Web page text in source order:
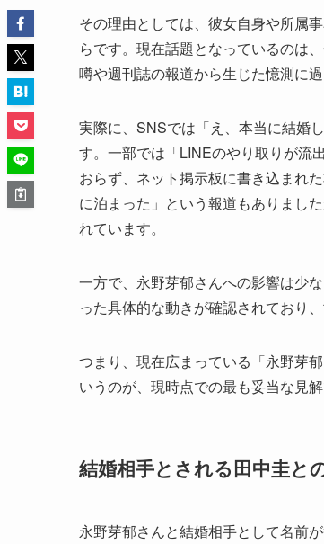
その理由としては、彼女自身や所属
らです。現在話題となっているのは
噂や週刊誌の報道から生じた憶測に過
実際に、SNSでは「え、本当に結婚
す。一部では「LINEのやり取りが流
おらず、ネット掲示板に書き込まれ
に泊まった」という報道もありまし
れています。
一方で、永野芽郁さんへの影響は少
った具体的な動きが確認されており
つまり、現在広まっている「永野芽
いうのが、現時点での最も妥当な見解
結婚相手とされる田中圭と
永野芽郁さんと結婚相手として名前